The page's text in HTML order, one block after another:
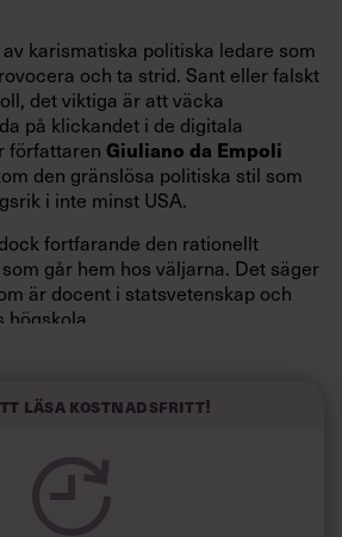
av karismatiska politiska ledare som
och ta strid. Sant eller falskt
det viktiga är att väcka
på klickandet i de digitala
författaren Giuliano da Empoli
den gränslösa politiska stil som
i inte minst USA.
fortfarande den rationellt
går hem hos väljarna. Det säger
är docent i statsvetenskap och
båda fötterna på jorden. Hellre
är hur jag brukar sammanfatta de
för fram i undersökningar.”
läsa kostnadsfritt!